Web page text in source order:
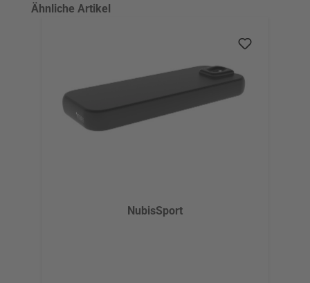
Produktgalerie überspringen
Ähnliche Artikel
NubisSport